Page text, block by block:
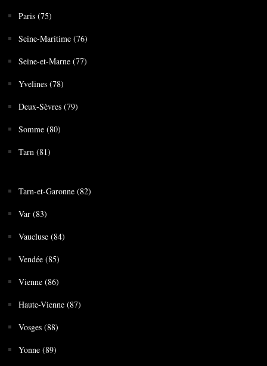
Paris (75)
Seine-Maritime (76)
Seine-et-Marne (77)
Yvelines (78)
Deux-Sèvres (79)
Somme (80)
Tarn (81)
Tarn-et-Garonne (82)
Var (83)
Vaucluse (84)
Vendée (85)
Vienne (86)
Haute-Vienne (87)
Vosges (88)
Yonne (89)